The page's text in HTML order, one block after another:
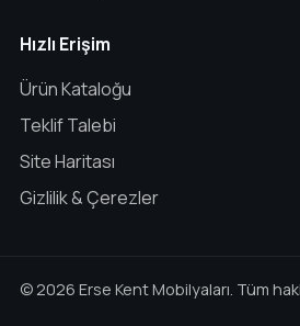
Hızlı Erişim
Ürün Kataloğu
Teklif Talebi
Site Haritası
Gizlilik & Çerezler
© 2026 Erse Kent Mobilyaları. Tüm